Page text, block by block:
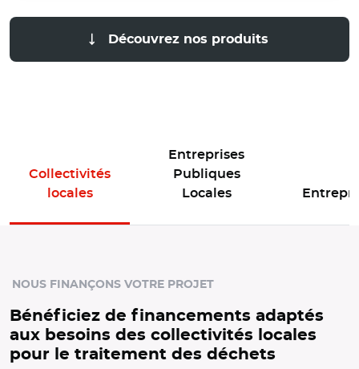
Découvrez nos produits
Collectivités
locales
Entreprises
Publiques
Locales
Bénéficiez de financements adaptés
aux besoins des collectivités locales
pour le traitement des déchets
NOUS FINANÇONS VOTRE PROJET